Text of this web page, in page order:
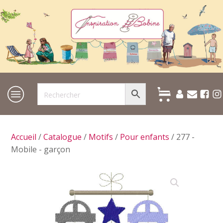
Accueil /Catalogue / Motifs / Pour enfants / 277 -
Mobile - garçon